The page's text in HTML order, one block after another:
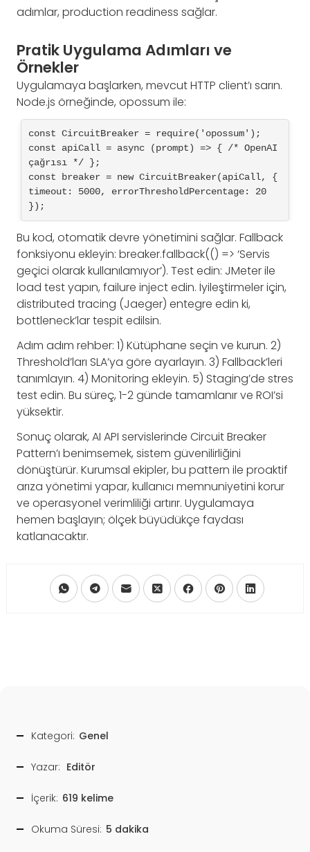
adımlar, production readiness sağlar.
Pratik Uygulama Adımları ve
Örnekler
Uygulamaya başlarken, mevcut HTTP client’ı sarın.
Node.js örneğinde, opossum ile:
const CircuitBreaker = require('opossum');
const apiCall = async (prompt) => { /* OpenAI
çağrısı */ };
const breaker = new CircuitBreaker(apiCall, {
timeout: 5000, errorThresholdPercentage: 20
Bu kod, otomatik devre yönetimini sağlar. Fallback
fonksiyonu ekleyin: breaker.fallback(() => ‘Servis
geçici olarak kullanılamıyor’). Test edin: JMeter ile
load test yapın, failure inject edin. İyileştirmeler için,
distributed tracing (Jaeger) entegre edin ki,
bottleneck’lar tespit edilsin.
Adım adım rehber: 1) Kütüphane seçin ve kurun. 2)
Threshold’ları SLA’ya göre ayarlayın. 3) Fallback’leri
tanımlayın. 4) Monitoring ekleyin. 5) Staging’de stres
test edin. Bu süreç, 1-2 günde tamamlanır ve ROI’si
yüksektir.
Sonuç olarak, AI API servislerinde Circuit Breaker
Pattern’ı benimsemek, sistem güvenilirliğini
dönüştürür. Kurumsal ekipler, bu pattern ile proaktif
arıza yönetimi yapar, kullanıcı memnuniyetini korur
ve operasyonel verimliliği artırır. Uygulamaya
hemen başlayın; ölçek büyüdükçe faydası
katlanacaktır.
Kategori: Genel
Yazar: Editör
İçerik: 619 kelime
Okuma Süresi: 5 dakika